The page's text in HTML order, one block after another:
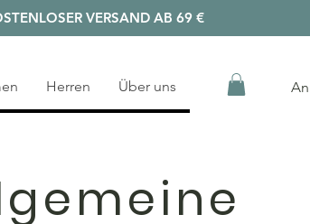
VERSAND AB 69 €
Herren Über uns